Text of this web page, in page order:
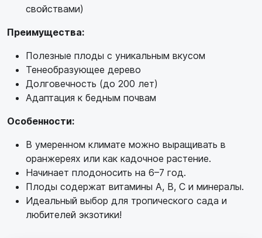
свойствами)
Преимущества:
Полезные плоды с уникальным вкусом
Тенеобразующее дерево
Долговечность (до 200 лет)
Адаптация к бедным почвам
Особенности:
В умеренном климате можно выращивать в
оранжереях или как кадочное растение.
Начинает плодоносить на 6–7 год.
Плоды содержат витамины A, B, C и минералы.
Идеальный выбор для тропического сада и
любителей экзотики!